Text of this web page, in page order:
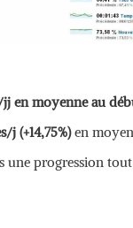
en moyenne au
j (+14,75%)en
une progression